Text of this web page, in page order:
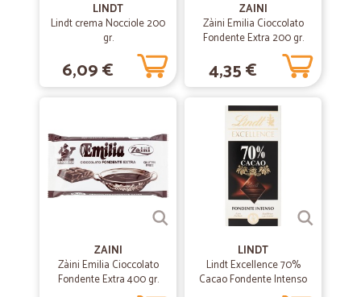
LINDT
Lindt crema Nocciole 200
gr.
6,09 €
ZAINI
Zàini Emilia Cioccolato
Fondente Extra 200 gr.
4,35 €
ZAINI
Zàini Emilia Cioccolato
Fondente Extra 400 gr.
LINDT
Lindt Excellence 70%
Cacao Fondente Intenso